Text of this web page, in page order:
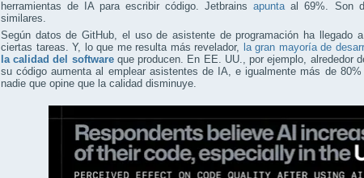
herramientas de IA para escribir código. Jetbrainsapuntaal 69%. Son
similares.
Según datos de GitHub, el uso de asistente de programación ha llegado
ciertas tareas. Y, lo que me resulta más revelador, la gran mayoría de
la calidad del softwareque producen. En EE. UU., por ejemplo, alrededor
su código aumenta al emplear asistentes de IA, e igualmente más de
nadie que opine que la calidad disminuye.